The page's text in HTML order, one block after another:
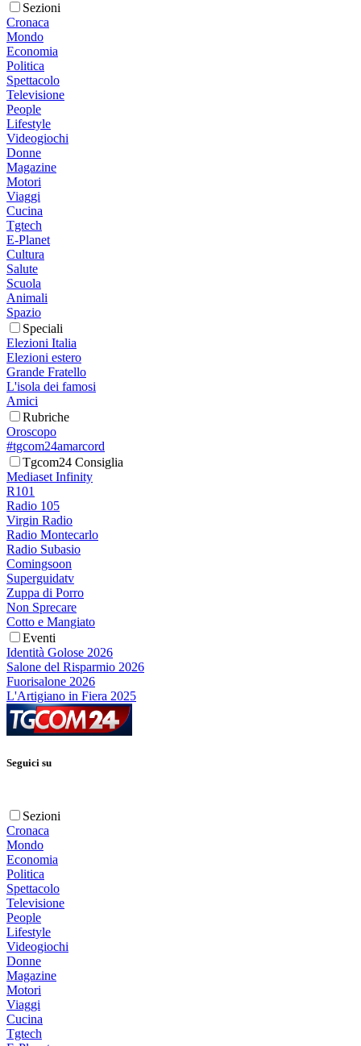
Sezioni
Cronaca
Mondo
Economia
Politica
Spettacolo
Televisione
People
Lifestyle
Videogiochi
Donne
Magazine
Motori
Viaggi
Cucina
Tgtech
E-Planet
Cultura
Salute
Scuola
Animali
Spazio
Speciali
Elezioni Italia
Elezioni estero
Grande Fratello
L'isola dei famosi
Amici
Rubriche
Oroscopo
#tgcom24amarcord
Tgcom24 Consiglia
Mediaset Infinity
R101
Radio 105
Virgin Radio
Radio Montecarlo
Radio Subasio
Comingsoon
Superguidatv
Zuppa di Porro
Non Sprecare
Cotto e Mangiato
Eventi
Identità Golose 2026
Salone del Risparmio 2026
Fuorisalone 2026
L'Artigiano in Fiera 2025
Seguici su
Sezioni
Cronaca
Mondo
Economia
Politica
Spettacolo
Televisione
People
Lifestyle
Videogiochi
Donne
Magazine
Motori
Viaggi
Cucina
Tgtech